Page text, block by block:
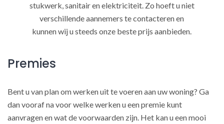
stukwerk, sanitair en elektriciteit. Zo hoeft u niet
verschillende aannemers te contacteren en
kunnen wij u steeds onze beste prijs aanbieden.
Premies
Bent u van plan om werken uit te voeren aan uw woning? Ga
dan vooraf na voor welke werken u een premie kunt
aanvragen en wat de voorwaarden zijn. Het kan u een mooi